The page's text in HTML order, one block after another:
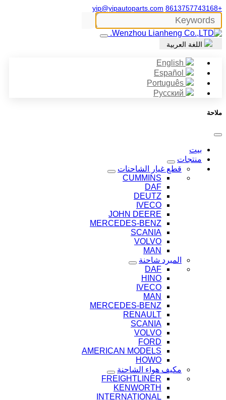
+8613757743168
yip@yipautoparts.com
اللغة العربية
ملاحة
بيت
منتجات
قطع غيار الشاحنات
CUMMINS
DAF
DEUTZ
IVECO
JOHN DEERE
MERCEDES-BENZ
SCANIA
VOLVO
MAN
المبرد شاحنة
DAF
HINO
IVECO
MAN
MERCEDES-BENZ
RENAULT
SCANIA
VOLVO
FORD
AMERICAN MODELS
HOWO
مكيف هواء الشاحنة
FREIGHTLINER
KENWORTH
INTERNATIONAL